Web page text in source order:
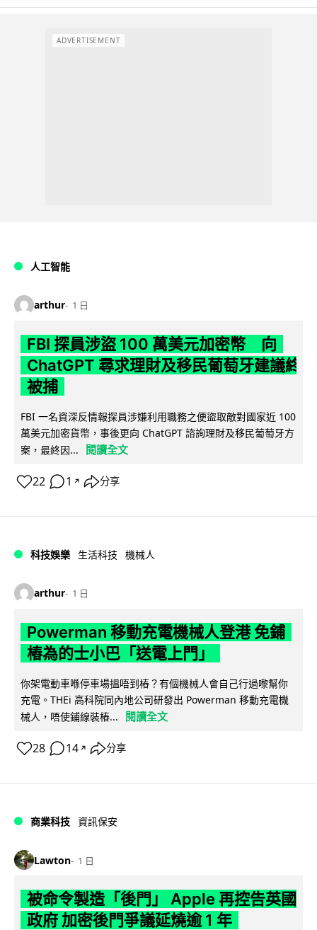
ADVERTISEMENT
人工智能
arthur 1 日
FBI 探員涉盜 100 萬美元加密幣 向
ChatGPT 尋求理財及移民葡萄牙建議終
被捕
FBI 一名資深反情報探員涉嫌利用職務之便盜取敵對國家近 100
萬美元加密貨幣，事後更向 ChatGPT 諮詢理財及移民葡萄牙方
案，最終因...
閱讀全文
22 1 ↗ 分享
科技娛樂 生活科技 機械人
arthur 1 日
Powerman 移動充電機械人登港 免鋪
樁為的士小巴「送電上門」
你架電動車喺停車場搵唔到樁？有個機械人會自己行過嚟幫你
充電。THEi 高科院同內地公司研發出 Powerman 移動充電機
械人，唔使鋪線裝樁...
閱讀全文
28 14 ↗ 分享
商業科技 資訊保安
Lawton 1 日
被命令製造「後門」 Apple 再控告英國
政府 加密後門爭議延燒逾 1 年